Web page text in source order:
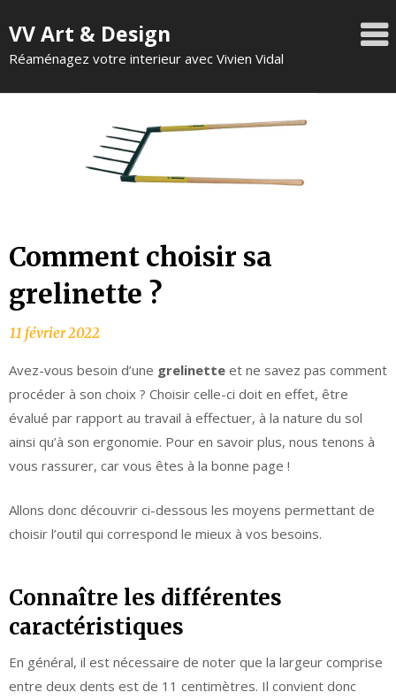
VV Art & Design
Réaménagez votre interieur avec Vivien Vidal
Comment choisir sa
grelinette ?
Avez-vous besoin d’une grelinette et ne savez pas comment
procéder à son choix ? Choisir celle-ci doit en effet, être
évalué par rapport au travail à effectuer, à la nature du sol
ainsi qu’à son ergonomie. Pour en savoir plus, nous tenons à
vous rassurer, car vous êtes à la bonne page !
Allons donc découvrir ci-dessous les moyens permettant de
choisir l’outil qui correspond le mieux à vos besoins.
Connaître les différentes
caractéristiques
En général, il est nécessaire de noter que la largeur comprise
entre deux dents est de 11 centimètres. Il convient donc